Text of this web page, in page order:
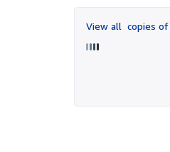
of
5
View all copies